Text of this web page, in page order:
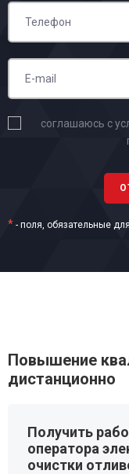
соглашаюсь с
* - поля, обязательные
Повышение
дистанционно
Получить
оператора
очистки